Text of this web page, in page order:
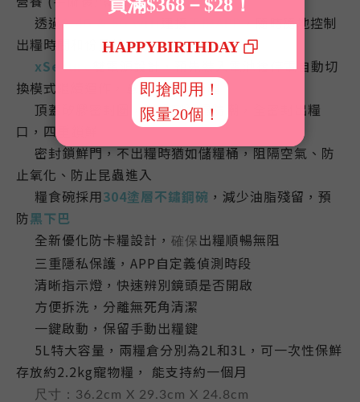
透過 2.4G & 5G wifi連接手機APP，隨時隨地控制
出糧時間和份量等
xSecure雙電源設計，預先裝入電池後停電自動切
換模式繼續運作，意外斷電不斷糧
頂蓋矽膠密封圈，乾燥劑除濕防潮，全密封出糧
口，四重鎖鮮
密封鎖鮮門，不出糧時猶如儲糧桶，阻隔空氣、防
止氧化、防止昆蟲進入
糧食碗採用304塗層不鏽鋼碗 ，減少油脂殘留，預
防黑下巴
全新優化防卡糧設計， 確保 出糧順暢無阻
三重隱私保護，APP自定義偵測時段
清晰指示燈，快速辨別鏡頭是否開啟
方便拆洗 ， 分離無死角清潔
一鍵啟動，保留手動出糧鍵
5L特大容量 ， 兩糧倉分別為2L和3L ， 可一次性保鮮
存放約2.2kg寵物糧， 能支持約一個月
尺寸：36.2cm X 29.3cm X 24.8cm